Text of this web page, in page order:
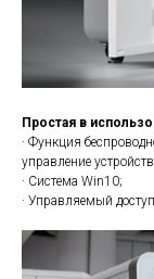
Простая в
· Функция
управление
· Система Win10;
· Управляемый